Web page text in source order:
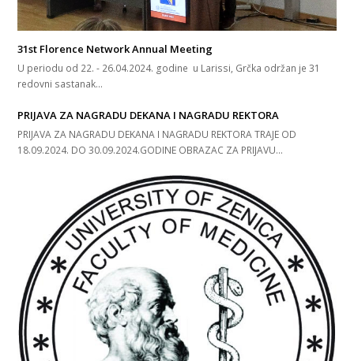
31st Florence Network Annual Meeting
U periodu od 22. - 26.04.2024. godine u Larissi, Grčka održan je 31
redovni sastanak…
PRIJAVA ZA NAGRADU DEKANA I NAGRADU REKTORA
PRIJAVA ZA NAGRADU DEKANA I NAGRADU REKTORA TRAJE OD
18.09.2024. DO 30.09.2024.GODINE OBRAZAC ZA PRIJAVU…